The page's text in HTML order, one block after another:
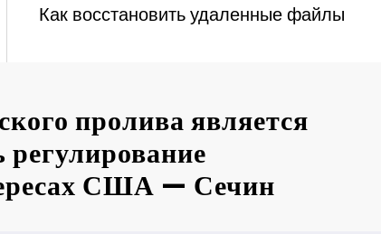
Как восстановить удаленные файлы
пролива является
США — Сечин